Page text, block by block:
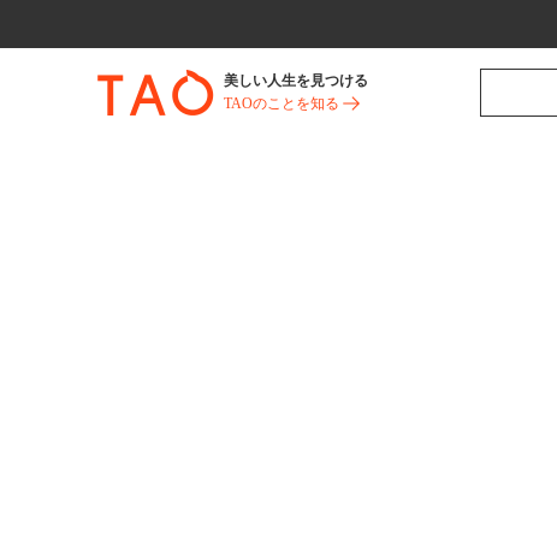
美しい人生を見つける
TAOのことを知る